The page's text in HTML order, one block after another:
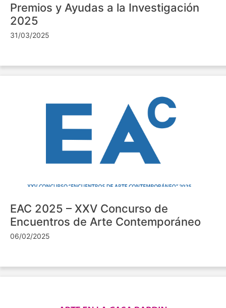
Premios y Ayudas a la Investigación
2025
31/03/2025
EAC 2025 – XXV Concurso de
Encuentros de Arte Contemporáneo
06/02/2025